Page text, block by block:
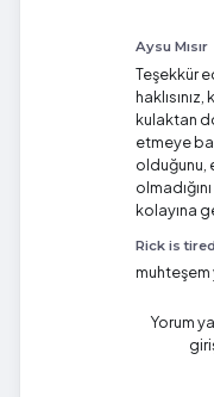
Aysu Mısır
Teşekkür
kulaktan
etmeye
olduğunu,
kolayına
Rick is tired
muhteşem
Yorum